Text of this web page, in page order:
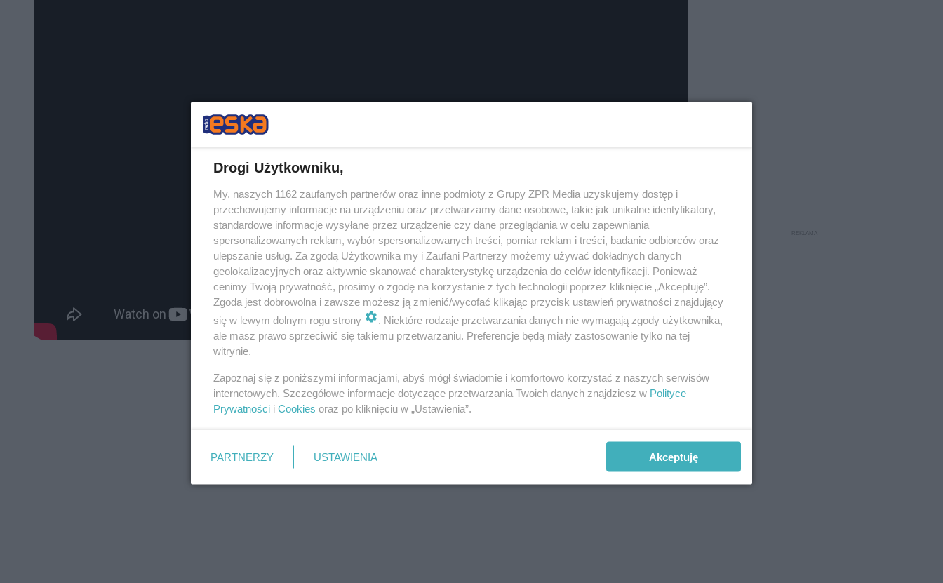
Drogi Użytkowniku,
My, naszych 1162 zaufanych partnerów oraz inne podmioty z Grupy ZPR Media uzyskujemy dostęp i
przechowujemy informacje na urządzeniu oraz przetwarzamy dane osobowe, takie jak unikalne identyfikatory,
standardowe informacje wysyłane przez urządzenie czy dane przeglądania w celu zapewniania
spersonalizowanych reklam, wybór spersonalizowanych treści, pomiar reklam i treści, badanie odbiorców oraz
ulepszanie usług. Za zgodą Użytkownika my i Zaufani Partnerzy możemy używać dokładnych danych
geolokalizacyjnych oraz aktywnie skanować charakterystykę urządzenia do celów identyfikacji. Ponieważ
cenimy Twoją prywatność, prosimy o zgodę na korzystanie z tych technologii poprzez kliknięcie „Akceptuję”.
Zgoda jest dobrowolna i zawsze możesz ją zmienić/wycofać klikając przycisk ustawień prywatności znajdujący
się w lewym dolnym rogu strony
. Niektóre rodzaje przetwarzania danych nie wymagają zgody użytkownika,
ale masz prawo sprzeciwić się takiemu przetwarzaniu. Preferencje będą miały zastosowanie tylko na tej
witrynie.
Zapoznaj się z poniższymi informacjami, abyś mógł świadomie i komfortowo korzystać z naszych serwisów
internetowych. Szczegółowe informacje dotyczące przetwarzania Twoich danych znajdziesz w Polityce
Prywatności i Cookies oraz po kliknięciu w „Ustawienia”.
PARTNERZY USTAWIENIA Akceptuję